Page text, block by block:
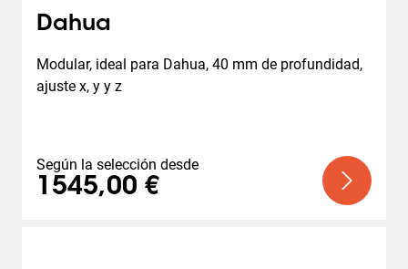
Dahua
Modular, ideal para Dahua, 40 mm de profundidad,
ajuste x, y y z
Según la selección desde
1545,00 €